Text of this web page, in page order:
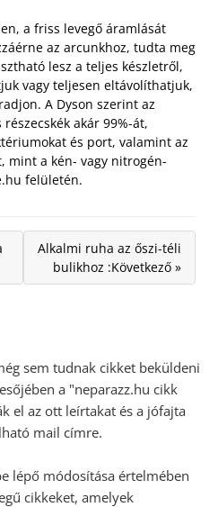
a friss levegő áramlását
az arcunkhoz, tudta meg
lesz a teljes készletről,
vagy teljesen eltávolíthatjuk,
A Dyson szerint az
akár 99%-át,
és port, valamint az
mint a kén- vagy nitrogén-
felületén.
Alkalmi ruha az őszi-téli
bulikhoz :Következő »
sem tudnak cikket beküldeni
a "neparazz.hu cikk
el az ott leírtakat és a jófajta
mail címre.
lépő módosítása értelmében
cikkeket, amelyek